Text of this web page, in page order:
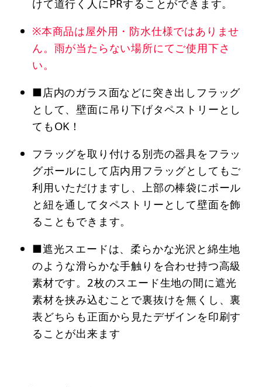
けて道行く人にPRすることができます。
※本商品は屋外用・防水仕様ではありませ
ん。雨が当たらない場所にてご使用下さ
い。
■店内のガラス面などに突き出しフラッグ
として、壁面に吊り下げタペストリーとし
てもOK！
フラッグを取り付ける別売の器具をフラッ
グポールにして店内用フラッグとしてもご
利用いただけますし、上部の棒袋にポール
と紐を通してタペストリーとして壁面を飾
ることもできます。
■遮光スエードは、柔らかな光沢と綿生地
のような滑らかな手触りを合わせ持つ高級
素材です。2枚のスエード生地の間に遮光
素材を挟み込むことで裏抜けを無くし、裏
表どちらも正面から見たデザインを印刷す
ることが出来ます